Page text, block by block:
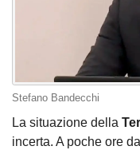
Stefano Bandecchi
La situazione della
incerta. A poche ore